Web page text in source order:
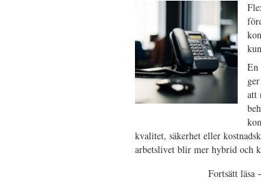
En
att
kvalitet, säkerhet eller
arbetslivet blir mer hybrid och
Fortsätt läsa